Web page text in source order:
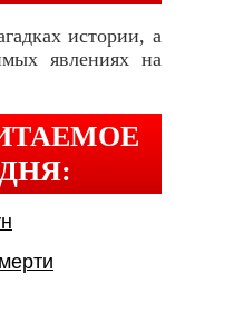
истории, а
явлениях на